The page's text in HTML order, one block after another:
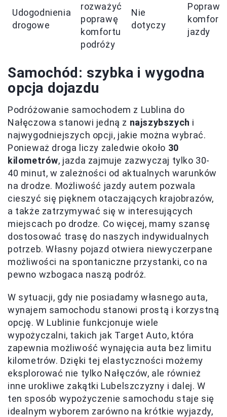
Udogodnienia
drogowe
rozważyć
poprawę
komfortu
podróży
Nie
dotyczy
Poprawa
jazdy
Samochód: szybka i wygodna
opcja dojazdu
Podróżowanie samochodem z Lublina do
Nałęczowa stanowi jedną z najszybszych i
najwygodniejszych opcji, jakie można wybrać.
Ponieważ droga liczy zaledwie około 30
kilometrów, jazda zajmuje zazwyczaj tylko 30-
40 minut, w zależności od aktualnych warunków
na drodze. Możliwość jazdy autem pozwala
cieszyć się pięknem otaczających krajobrazów,
a także zatrzymywać się w interesujących
miejscach po drodze. Co więcej, mamy szansę
dostosować trasę do naszych indywidualnych
potrzeb. Własny pojazd otwiera niewyczerpane
możliwości na spontaniczne przystanki, co na
pewno wzbogaca naszą podróż.
W sytuacji, gdy nie posiadamy własnego auta,
wynajem samochodu stanowi prostą i korzystną
opcję. W Lublinie funkcjonuje wiele
wypożyczalni, takich jak Target Auto, która
zapewnia możliwość wynajęcia auta bez limitu
kilometrów. Dzięki tej elastyczności możemy
eksplorować nie tylko Nałęczów, ale również
inne urokliwe zakątki Lubelszczyzny i dalej. W
ten sposób wypożyczenie samochodu staje się
idealnym wyborem zarówno na krótkie wyjazdy,